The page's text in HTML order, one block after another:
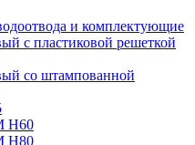
и комплектующие
с пластиковой решеткой
со штампованной
H60
H80